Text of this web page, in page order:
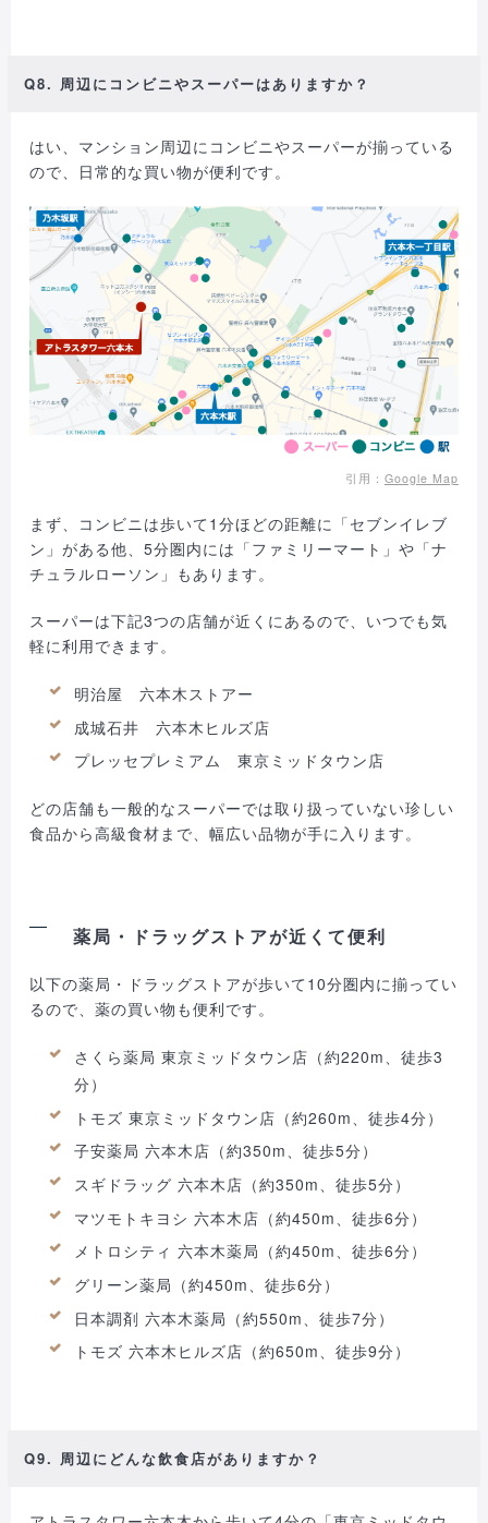
Q8. 周辺にコンビニやスーパーはありますか？
はい、マンション周辺にコンビニやスーパーが揃っている
ので、日常的な買い物が便利です。
引用： Google Map
まず、コンビニは歩いて1分ほどの距離に「セブンイレブ
ン」がある他、5分圏内には「ファミリーマート」や「ナ
チュラルローソン」もあります。
スーパーは下記3つの店舗が近くにあるので、いつでも気
軽に利用できます。
明治屋 六本木ストアー
成城石井 六本木ヒルズ店
プレッセプレミアム 東京ミッドタウン店
どの店舗も一般的なスーパーでは取り扱っていない珍しい
食品から高級食材まで、幅広い品物が手に入ります。
薬局・ドラッグストアが近くて便利
以下の薬局・ドラッグストアが歩いて10分圏内に揃ってい
るので、薬の買い物も便利です。
さくら薬局 東京ミッドタウン店（約220m、徒歩3
分）
トモズ 東京ミッドタウン店（約260m、徒歩4分）
子安薬局 六本木店（約350m、徒歩5分）
スギドラッグ 六本木店（約350m、徒歩5分）
マツモトキヨシ 六本木店（約450m、徒歩6分）
メトロシティ 六本木薬局（約450m、徒歩6分）
グリーン薬局（約450m、徒歩6分）
日本調剤 六本木薬局（約550m、徒歩7分）
トモズ 六本木ヒルズ店（約650m、徒歩9分）
Q9. 周辺にどんな飲食店がありますか？